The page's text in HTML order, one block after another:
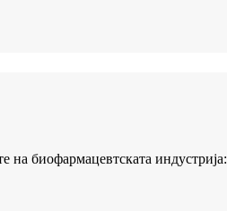
на биофармацевтската индустрија: